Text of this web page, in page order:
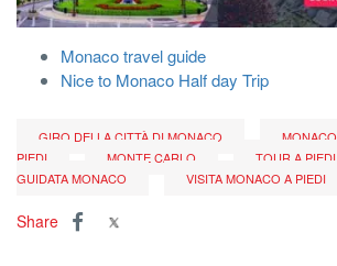
Monaco travel guide
Nice to Monaco Half day Trip
GIRO DELLA CITTÀ DI MONACO MONACO
PIEDI
MONTE CARLO TOUR A PIEDI
GUIDATA MONACO
VISITA MONACO A PIEDI
Share